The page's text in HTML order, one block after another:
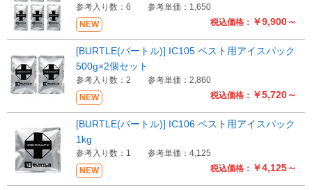
NEW 税込価格： ￥9,900～
参考入り数：6 参考単価：1,650
NEW 税込価格： ￥5,720～
[BURTLE(バートル)] IC105 ベスト用アイスパック
500g×2個セット
参考入り数：2 参考単価：2,860
NEW 税込価格： ￥4,125～
[BURTLE(バートル)] IC106 ベスト用アイスパック
1kg
参考入り数：1 参考単価：4,125